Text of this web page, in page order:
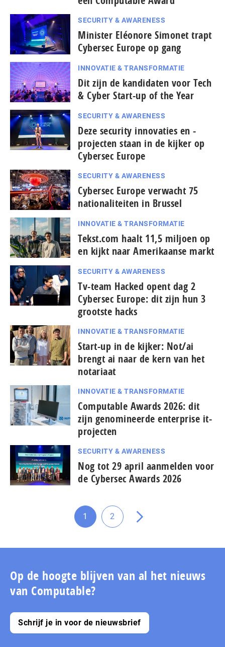
SECURITY & AWARENESS
Minister Eléonore Simonet trapt
Cybersec Europe op gang
INNOVATIE & TRANSFORMATIE
Dit zijn de kandidaten voor Tech
& Cyber Start-up of the Year
SECURITY & AWARENESS
Deze security innovaties en -
projecten staan in de kijker op
Cybersec Europe
SECURITY & AWARENESS
Cybersec Europe verwacht 75
nationaliteiten in Brussel
INNOVATIE & TRANSFORMATIE
Tekst.com haalt 11,5 miljoen op
en kijkt naar Amerikaanse markt
SECURITY & AWARENESS
Tv-team Hacked opent dag 2
Cybersec Europe: dit zijn hun 3
grootste hacks
INNOVATIE & TRANSFORMATIE
Start-up in de kijker: Not/ai
brengt ai naar de kern van het
notariaat
INNOVATIE & TRANSFORMATIE
Computable Awards 2026: dit
zijn genomineerde enterprise it-
projecten
SECURITY & AWARENESS
Nog tot 29 april aanmelden voor
de Cybersec Awards 2026
Ga
pagina
1
Ga
pagina
2
Ga
de
pagina
Op de hoogte blijven van al het nieuws
van Computable?
Schrijf je in voor de nieuwsbrief